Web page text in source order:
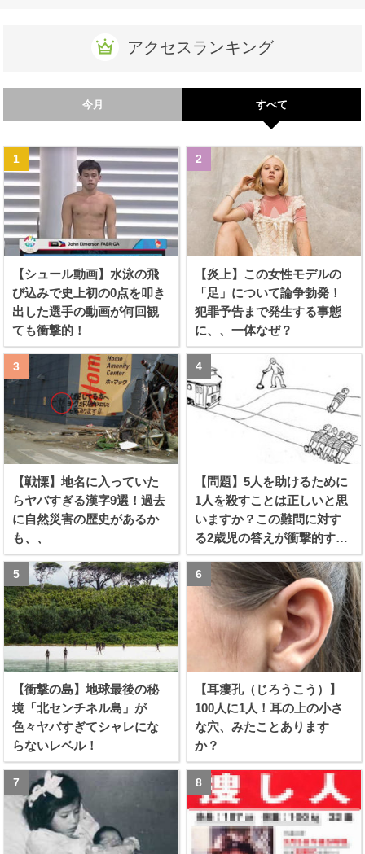
アクセスランキング
今月 すべて
【シュール動画】水泳の飛
び込みで史上初の0点を叩き
出した選手の動画が何回観
ても衝撃的！
【炎上】この女性モデルの
「足」について論争勃発！
犯罪予告まで発生する事態
に、、一体なぜ？
【戦慄】地名に入っていた
らヤバすぎる漢字9選！過去
に自然災害の歴史があるか
も、、
【問題】5人を助けるために
1人を殺すことは正しいと思
いますか？この難問に対す
る2歳児の答えが衝撃的すぎ
る！！
【衝撃の島】地球最後の秘
境「北センチネル島」が
色々ヤバすぎてシャレにな
らないレベル！
【耳瘻孔（じろうこう）】
100人に1人！耳の上の小さ
な穴、みたことあります
か？